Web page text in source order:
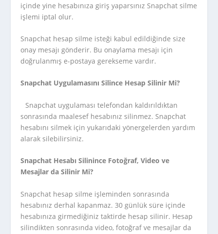
içinde yine hesabınıza giriş yaparsınız Snapchat silme
işlemi iptal olur.
Snapchat hesap silme isteği kabul edildiğinde size
onay mesajı gönderir. Bu onaylama mesajı için
doğrulanmış e-postaya gerekseme vardır.
Snapchat Uygulamasını Silince Hesap Silinir Mi?
Snapchat uygulaması telefondan kaldırıldıktan
sonrasında maalesef hesabınız silinmez. Snapchat
hesabını silmek için yukarıdaki yönergelerden yardım
alarak silebilirsiniz.
Snapchat Hesabı Silinince Fotoğraf, Video ve
Mesajlar da Silinir Mi?
Snapchat hesap silme işleminden sonrasında
hesabınız derhal kapanmaz. 30 günlük süre içinde
hesabınıza girmediğiniz taktirde hesap silinir. Hesap
silindikten sonrasında video, fotoğraf ve mesajlar da